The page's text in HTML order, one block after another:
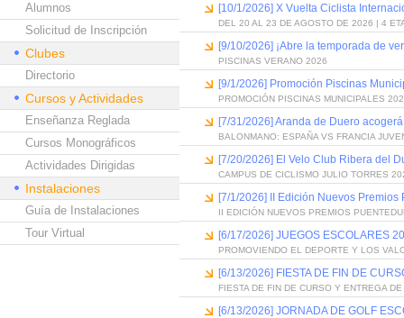
Alumnos
Solicitud de Inscripción
Clubes
Directorio
Cursos y Actividades
Enseñanza Reglada
Cursos Monográficos
Actividades Dirigidas
Instalaciones
Guía de Instalaciones
Tour Virtual
[10/1/2026] X Vuelta Ciclista
DEL 20 AL 23 DE AGOSTO DE 2026 | 4
[9/10/2026] ¡Abre la temporada de
PISCINAS VERANO 2026
[9/1/2026] Promoción Piscinas
PROMOCIÓN PISCINAS MUNICIPALES
[7/31/2026] Aranda de Duero
BALONMANO: ESPAÑA VS FRANCIA
[7/20/2026] El Velo Club Ribera del
CAMPUS DE CICLISMO JULIO TORRES
[7/1/2026] II Edición Nuevos Premios
II EDICIÓN NUEVOS PREMIOS
[6/17/2026] JUEGOS ESCOLARES
PROMOVIENDO EL DEPORTE Y LOS
[6/13/2026] FIESTA DE FIN DE
FIESTA DE FIN DE CURSO Y ENTREGA
[6/13/2026] JORNADA DE GOLF